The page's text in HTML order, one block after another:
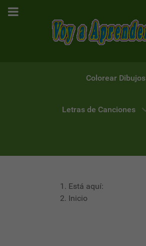
Colorear Dibujos
Letras de Canciones
Está aquí:
Inicio